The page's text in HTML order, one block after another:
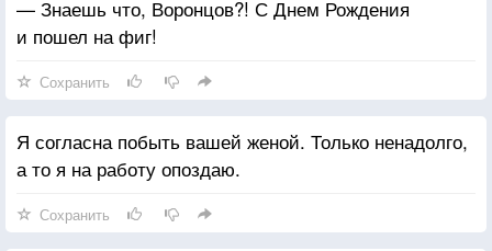
— Знаешь что, Воронцов?! С Днем Рождения
и пошел на фиг!
Сохранить
Я согласна побыть вашей женой. Только ненадолго,
а то я на работу опоздаю.
Сохранить